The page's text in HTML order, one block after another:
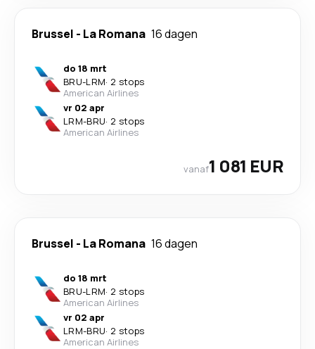
Brussel - La Romana 16 dagen
do 18 mrt
BRU-LRM· 2 stops
American Airlines
vr 02 apr
LRM-BRU· 2 stops
American Airlines
vanaf1 081 EUR
Brussel - La Romana 16 dagen
do 18 mrt
BRU-LRM· 2 stops
American Airlines
vr 02 apr
LRM-BRU· 2 stops
American Airlines